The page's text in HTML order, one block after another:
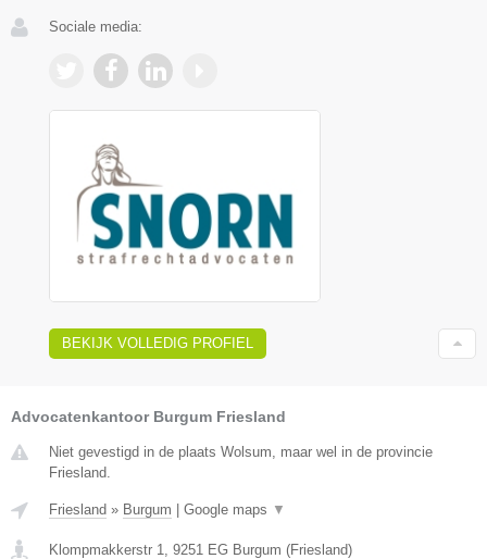
Sociale media:
BEKIJK VOLLEDIG PROFIEL
Advocatenkantoor Burgum Friesland
Niet gevestigd in de plaats Wolsum, maar wel in de provincie
Friesland.
Friesland » Burgum | Google maps ▼
Klompmakkerstr 1 9251 EG Burgum (Friesland)